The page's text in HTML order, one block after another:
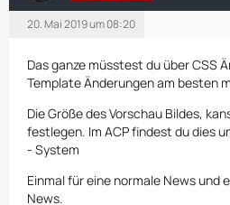
20. Mai 2019 um 08:20
Das ganze müsstest du über CSS
Template Änderungen am besten
Die Größe des Vorschau Bildes,
festlegen. Im ACP findest du dies
- System
Einmal für eine normale News und
News.